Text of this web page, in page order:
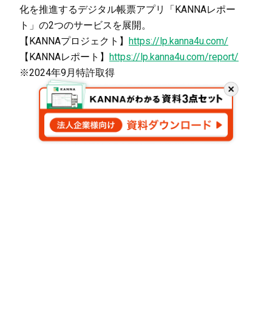
化を推進するデジタル帳票アプリ「KANNAレポー
ト」の2つのサービスを展開。
【KANNAプロジェクト】 https://lp.kanna4u.com/
【KANNAレポート】 https://lp.kanna4u.com/report/
※2024年9月特許取得
閉